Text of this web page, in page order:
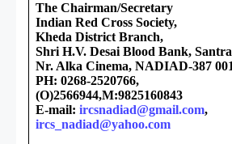
The Chairman/Secretary
Indian Red Cross Society,
Kheda District Branch,
Shri H.V. Desai Blood Bank,
Nr. Alka Cinema, NADIAD-387 001
PH: 0268-2520766,
(O)2566944,M:9825160843
E-mail: ircsnadiad@gmail.com,
ircs_nadiad@yahoo.com